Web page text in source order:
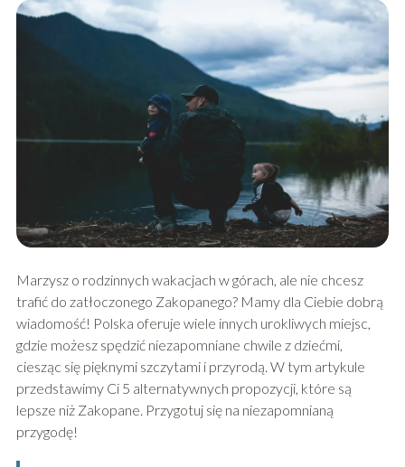
Marzysz o rodzinnych wakacjach w górach, ale nie chcesz
trafić do zatłoczonego Zakopanego? Mamy dla Ciebie dobrą
wiadomość! Polska oferuje wiele innych urokliwych miejsc,
gdzie możesz spędzić niezapomniane chwile z dziećmi,
ciesząc się pięknymi szczytami i przyrodą. W tym artykule
przedstawimy Ci 5 alternatywnych propozycji, które są
lepsze niż Zakopane. Przygotuj się na niezapomnianą
przygodę!